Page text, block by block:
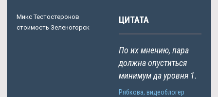
Микс Тестостеронов
стоимость Зеленогорск
ЦИТАТА
По их мнению, пара
должна опуститься
минимум да уровня 1.
Рябкова, видеоблогер